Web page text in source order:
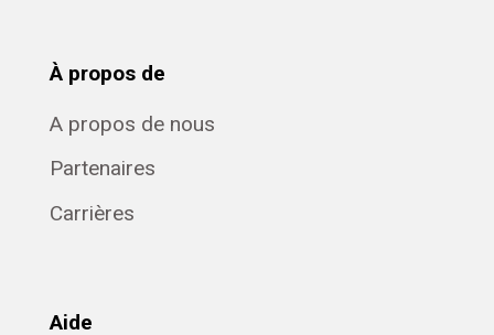
À propos de
A propos de nous
Partenaires
Carrières
Aide